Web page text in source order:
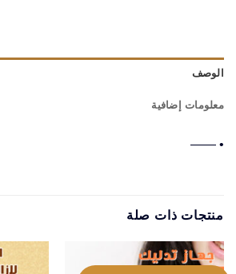
الوصف
معلومات إضافية
• ——
منتجات ذات صلة